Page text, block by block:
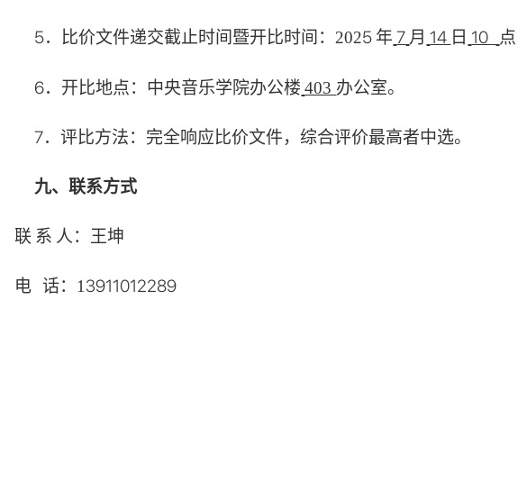
5． 比价文件递交截止时间暨开比时间：2025 年 7 月 14 日 10 点
6． 开比地点：中央音乐学院办公楼 403 办公室。
7．评比方法：完全响应比价文件，综合评价最高者中选。
九、联系方式
联 系 人： 王坤
电 话： 1 3911012289